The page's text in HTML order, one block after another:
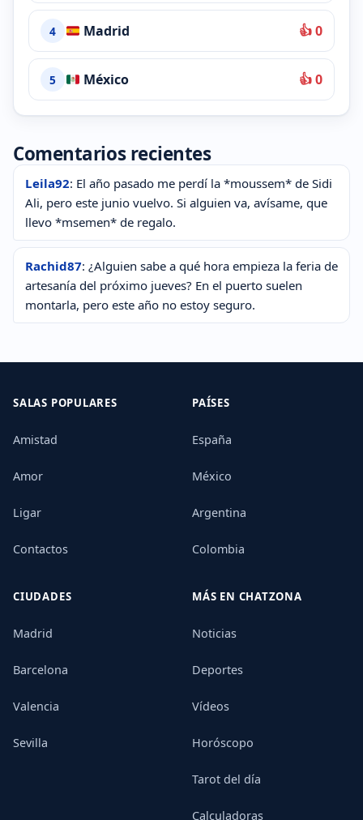
4 Madrid 👍 0
5 México 👍 0
Comentarios recientes
Leila92: El año pasado me perdí la *moussem* de Sidi
Ali, pero este junio vuelvo. Si alguien va, avísame, que
llevo *msemen* de regalo.
Rachid87: ¿Alguien sabe a qué hora empieza la feria de
artesanía del próximo jueves? En el puerto suelen
montarla, pero este año no estoy seguro.
SALAS POPULARES
Amistad
Amor
Ligar
Contactos
PAÍSES
España
México
Argentina
Colombia
CIUDADES
Madrid
Barcelona
Valencia
Sevilla
MÁS EN CHATZONA
Noticias
Deportes
Vídeos
Horóscopo
Tarot del día
Calculadoras